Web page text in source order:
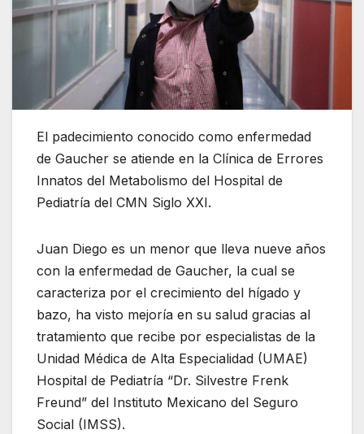
El padecimiento conocido como enfermedad
de Gaucher se atiende en la Clínica de Errores
Innatos del Metabolismo del Hospital de
Pediatría del CMN Siglo XXI.
Juan Diego es un menor que lleva nueve años
con la enfermedad de Gaucher, la cual se
caracteriza por el crecimiento del hígado y
bazo, ha visto mejoría en su salud gracias al
tratamiento que recibe por especialistas de la
Unidad Médica de Alta Especialidad (UMAE)
Hospital de Pediatría “Dr. Silvestre Frenk
Freund” del Instituto Mexicano del Seguro
Social (IMSS).